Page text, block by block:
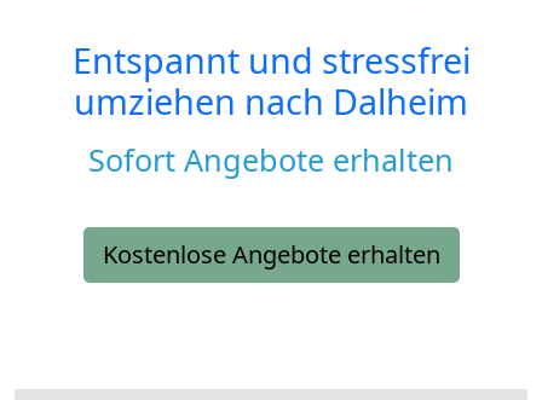
Entspannt und stressfrei
umziehen nach Dalheim
Sofort Angebote erhalten
Kostenlose Angebote erhalten